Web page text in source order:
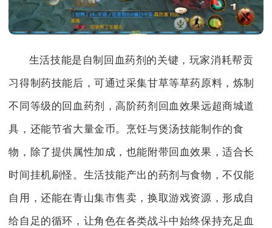
生活技能是自制回血药剂的关键，玩家消耗帮贡
习得制药技能后，可通过采集甘草等草药原料，炼制
不同等级的回血药剂，高阶药剂回血效果远超商城道
具，还能节省大量金币。烹饪与煲汤技能制作的食
物，除了提供属性加成，也能附带回血效果，适合长
时间挂机刷怪。生活技能产出的药剂与食物，不仅能
自用，还能在青山集市售卖，换取游戏资源，形成自
给自足的循环，让角色在各类战斗中始终保持充足血